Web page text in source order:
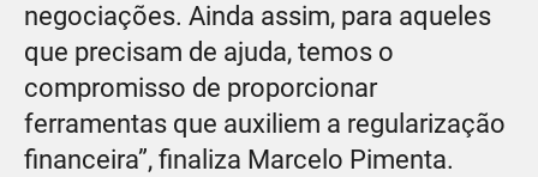
negociações. Ainda assim, para aqueles
que precisam de ajuda, temos o
compromisso de proporcionar
ferramentas que auxiliem a regularização
financeira”, finaliza Marcelo Pimenta.